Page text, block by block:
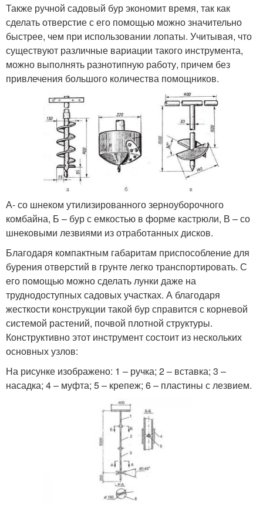
Также ручной садовый бур экономит время, так как
сделать отверстие с его помощью можно значительно
быстрее, чем при использовании лопаты. Учитывая, что
существуют различные вариации такого инструмента,
можно выполнять разнотипную работу, причем без
привлечения большого количества помощников.
А- со шнеком утилизированного зерноуборочного
комбайна, Б – бур с емкостью в форме кастрюли, В – со
шнековыми лезвиями из отработанных дисков.
Благодаря компактным габаритам приспособление для
бурения отверстий в грунте легко транспортировать. С
его помощью можно сделать лунки даже на
труднодоступных садовых участках. А благодаря
жесткости конструкции такой бур справится с корневой
системой растений, почвой плотной структуры.
Конструктивно этот инструмент состоит из нескольких
основных узлов:
На рисунке изображено: 1 – ручка; 2 – вставка; 3 –
насадка; 4 – муфта; 5 – крепеж; 6 – пластины с лезвием.